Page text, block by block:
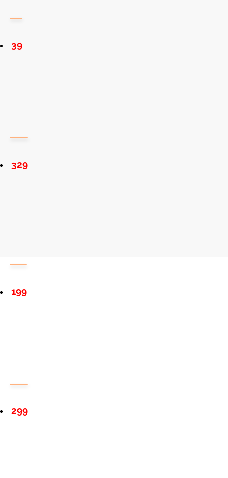
39
329
199
299